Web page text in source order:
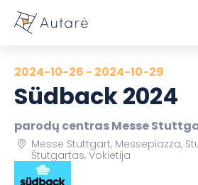
2024-10-26 - 2024-10-29
Südback 2024
parodų centras Messe
Messe Stuttgart, Messepiazza,
Štutgartas, Vokietija